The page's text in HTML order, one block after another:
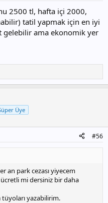
2500 tl, hafta içi 2000,
tatil yapmak için en iyi
ama ekonomik yer
Üye
#56
an park cezası yiyecem
mi dersiniz bir daha
yazabilirim.